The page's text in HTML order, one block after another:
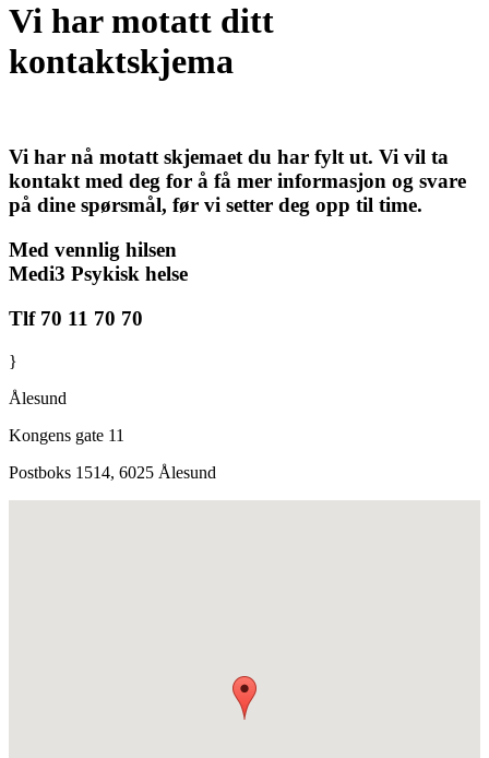
Vi har motatt ditt
kontaktskjema
Vi har nå motatt skjemaet du har fylt ut. Vi vil ta
kontakt med deg for å få mer informasjon og svare
på dine spørsmål, før vi setter deg opp til time.
Med vennlig hilsen
Medi3 Psykisk helse
Tlf 70 11 70 70
}
Ålesund
Kongens gate 11
Postboks 1514, 6025 Ålesund